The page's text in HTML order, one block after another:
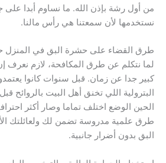
من أول رشة بإذن الله. ما نساوم أبدا على
نستخدمها لأن سمعتنا هي رأس مالنا.
طرق القضاء على حشرة البق في المنزل
لما نتكلم عن طرق المكافحة، لازم
كبير جدا عن زمان. قبل سنوات كانوا
البترولية اللي تخنق أهل البيت بالروائح
الحين الوضع اختلف تماما وصار أكثر
طرق علمية مدروسة تضمن لك ولعائلتك
البق بدون أضرار جانبية.